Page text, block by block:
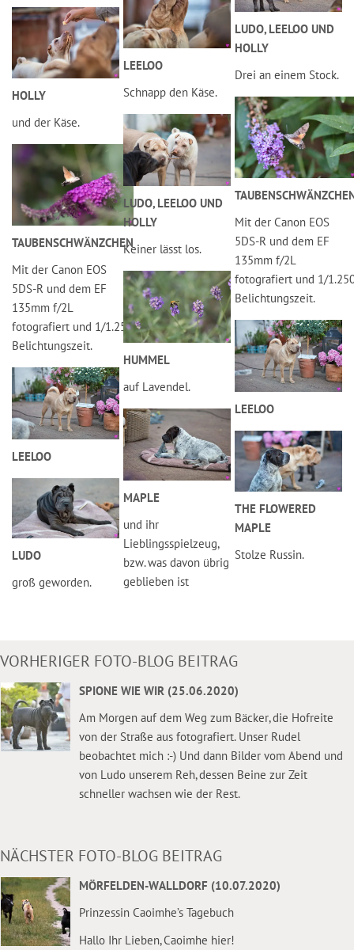
HOLLY
und der Käse.
TAUBENSCHWÄNZCHEN
Mit der Canon EOS
5DS-R und dem EF
135mm f/2L
fotografiert und 1/1.250
Belichtungszeit.
LEELOO
LUDO
groß geworden.
LEELOO
Schnapp den Käse.
LUDO, LEELOO UND
HOLLY
Keiner lässt los.
HUMMEL
auf Lavendel.
MAPLE
und ihr
Lieblingsspielzeug,
bzw. was davon übrig
geblieben ist
LUDO, LEELOO UND
HOLLY
Drei an einem Stock.
Mit der Canon EOS
5DS-R und dem EF
135mm f/2L
fotografiert und 1/
Belichtungszeit.
LEELOO
THE FLOWERED
MAPLE
Stolze Russin.
VORHERIGER FOTO-BLOG BEITRAG
SPIONE WIE WIR (25.06.2020)
Am Morgen auf dem Weg zum Bäcker, die Hofreite
von der Straße aus fotografiert. Unser Rudel
beobachtet mich :-) Und dann Bilder vom Abend und
von Ludo unserem Reh, dessen Beine zur Zeit
schneller wachsen wie der Rest.
NÄCHSTER FOTO-BLOG BEITRAG
MÖRFELDEN-WALLDORF (10.07.2020)
Prinzessin Caoimhe’s Tagebuch
Hallo Ihr Lieben, Caoimhe hier!